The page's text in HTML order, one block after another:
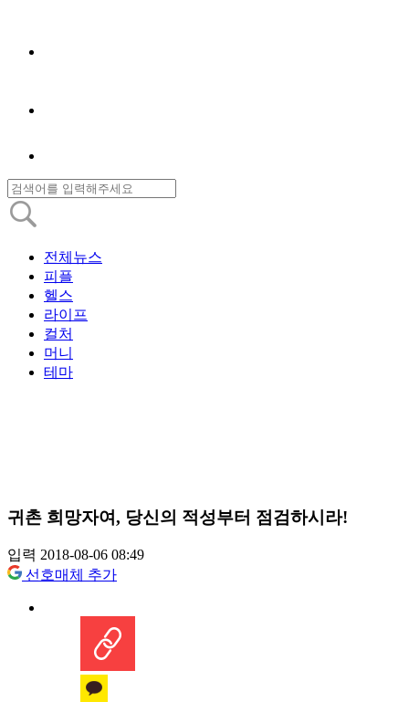
전체뉴스
피플
헬스
라이프
컬처
머니
테마
귀촌 희망자여, 당신의 적성부터 점검하시라!
입력 2018-08-06 08:49
선호매체 추가